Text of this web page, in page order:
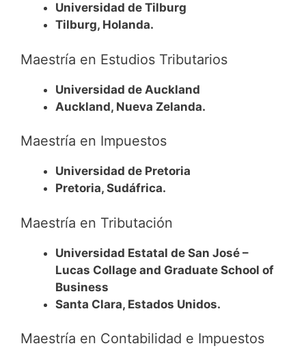
Universidad de Tilburg
Tilburg, Holanda.
Maestría en Estudios Tributarios
Universidad de Auckland
Auckland, Nueva Zelanda.
Maestría en Impuestos
Universidad de Pretoria
Pretoria, Sudáfrica.
Maestría en Tributación
Universidad Estatal de San José –
Lucas Collage and Graduate School of
Business
Santa Clara, Estados Unidos.
Maestría en Contabilidad e Impuestos